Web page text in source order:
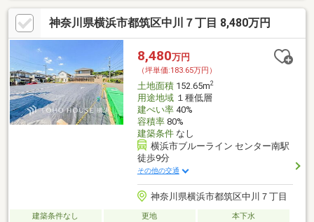
神奈川県横浜市都筑区中川７丁目 8,480万円
8,480万円
（坪単価:183.65万円）
土地面積152.65m2
用途地域１種低層
建ぺい率40%
容積率80%
建築条件なし
横浜市ブルーライン センター南駅
徒歩9分
その他の交通
神奈川県横浜市都筑区中川７丁目
建築条件なし 更地
本下水